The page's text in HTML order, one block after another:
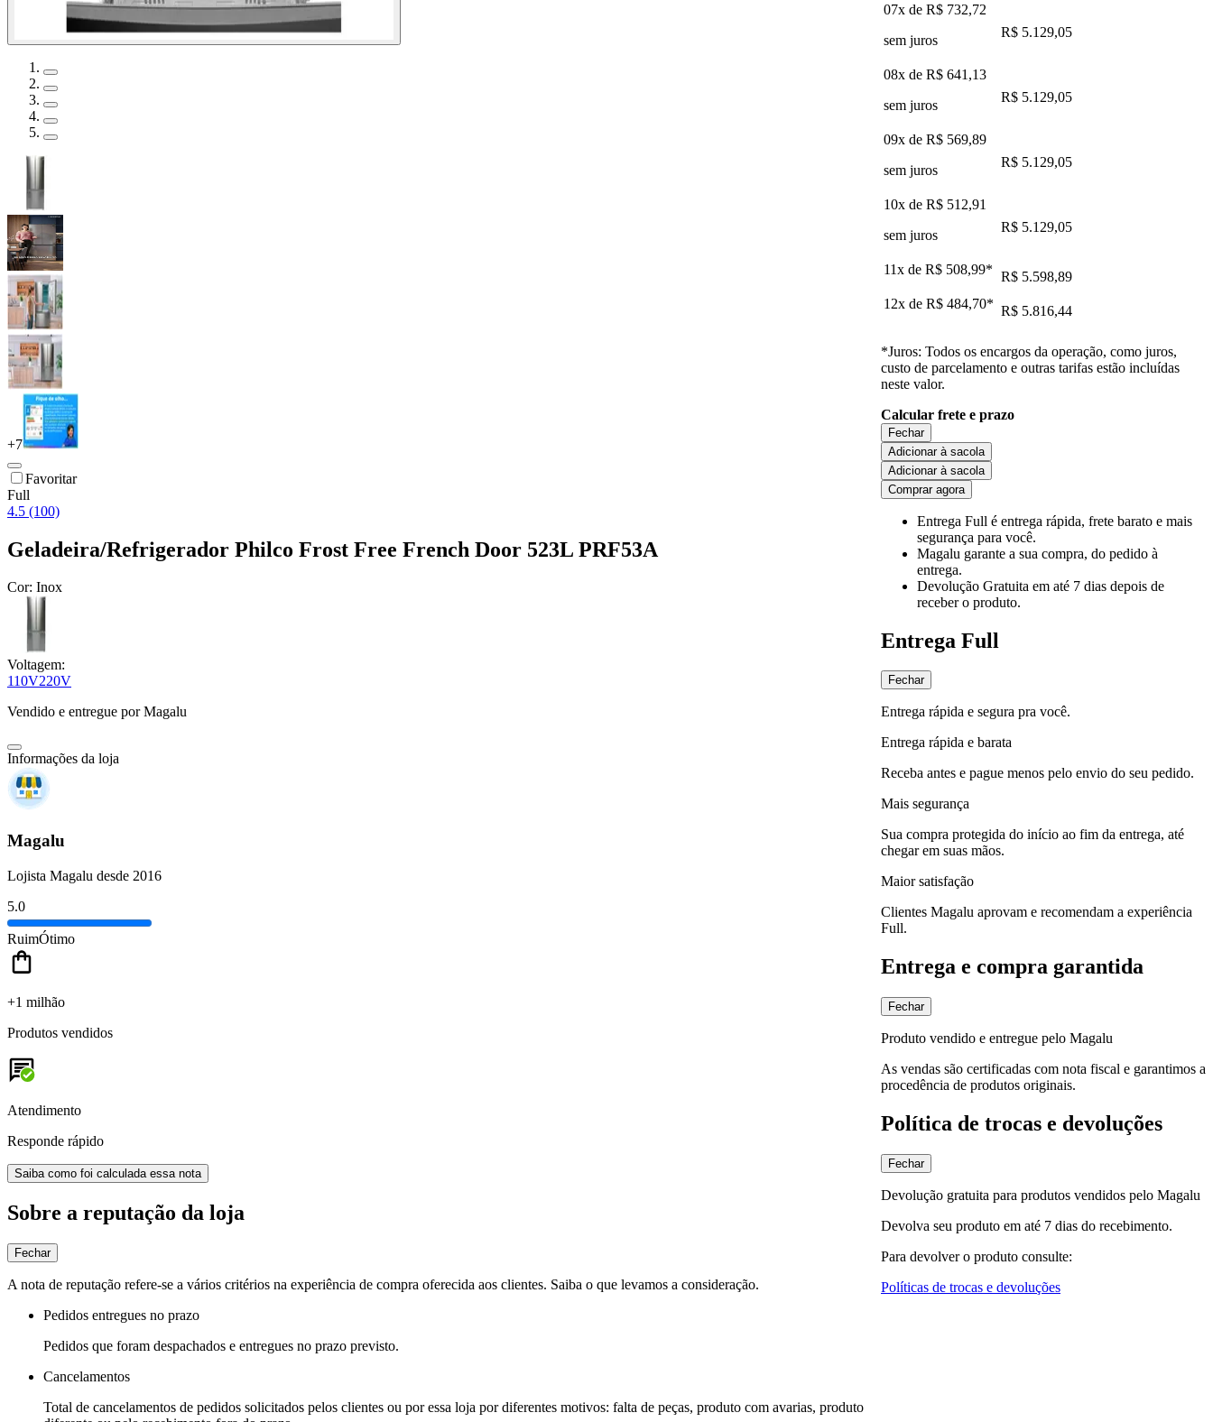
+7
Favoritar
Full
4.5 (100)
Geladeira/Refrigerador Philco Frost Free French Door 523L PRF53A
Cor: Inox
Voltagem:
110V220V
Vendido e entregue por Magalu
Informações da loja
Magalu
Lojista Magalu desde 2016
5.0
RuimÓtimo
+1 milhão
Produtos vendidos
Atendimento
Responde rápido
Saiba como foi calculada essa nota
Sobre a reputação da loja
Fechar
A nota de reputação refere-se a vários critérios na experiência de compra oferecida aos clientes. Saiba o que levamos a consideração.
Pedidos entregues no prazo
Pedidos que foram despachados e entregues no prazo previsto.
Cancelamentos
Total de cancelamentos de pedidos solicitados pelos clientes ou por essa loja por diferentes motivos: falta de peças, produto com avarias, produto
07x de R$ 732,72
sem juros
R$ 5.129,05
08x de R$ 641,13
sem juros
R$ 5.129,05
09x de R$ 569,89
sem juros
R$ 5.129,05
10x de R$ 512,91
sem juros
R$ 5.129,05
11x de R$ 508,99* R$ 5.598,89
12x de R$ 484,70* R$ 5.816,44
*Juros: Todos os encargos da operação, como juros,
custo de parcelamento e outras tarifas estão incluídas
neste valor.
Calcular frete e prazo
Fechar
Adicionar à sacola
Adicionar à sacola
Comprar agora
Entrega Full é entrega rápida, frete barato e mais
segurança para você.
Magalu garante a sua compra, do pedido à
entrega.
Devolução Gratuita em até 7 dias depois de
receber o produto.
Entrega Full
Fechar
Entrega rápida e segura pra você.
Entrega rápida e barata
Receba antes e pague menos pelo envio do seu pedido.
Mais segurança
Sua compra protegida do início ao fim da entrega, até
chegar em suas mãos.
Maior satisfação
Clientes Magalu aprovam e recomendam a experiência
Full.
Entrega e compra garantida
Fechar
Produto vendido e entregue pelo Magalu
As vendas são certificadas com nota fiscal e garantimos a
procedência de produtos originais.
Política de trocas e devoluções
Fechar
Devolução gratuita para produtos vendidos pelo Magalu
Devolva seu produto em até 7 dias do recebimento.
Para devolver o produto consulte:
Políticas de trocas e devoluções